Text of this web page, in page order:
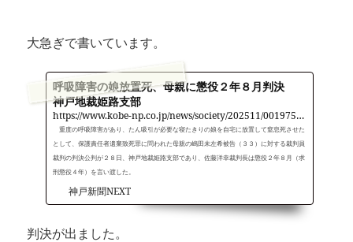
大急ぎで書いています。
呼吸障害の娘放置死、母親に懲役２年８月判決
神戸地裁姫路支部
https://www.kobe-np.co.jp/news/society/202511/0019757943.shtml
重度の呼吸障害があり、たん吸引が必要な寝たきりの娘を自宅に放置して窒息死させた
として、保護責任者遺棄致死罪に問われた母親の嶋田未左希被告（３３）に対する裁判員
裁判の判決公判が２８日、神戸地裁姫路支部であり、佐藤洋幸裁判長は懲役２年８月（求
刑懲役４年）を言い渡した。
神戸新聞NEXT
判決が出ました。